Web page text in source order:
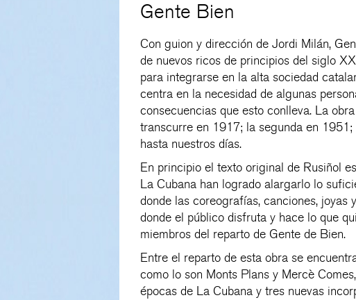
Gente Bien
Con guion y dirección de Jordi Milán,
de nuevos ricos de principios del siglo
para integrarse en la alta sociedad
centra en la necesidad de algunas
consecuencias que esto conlleva. La
transcurre en 1917; la segunda en
hasta nuestros días.
En principio el texto original de Rusiñol
La Cubana han logrado alargarlo lo
donde las coreografías, canciones,
donde el público disfruta y hace lo que
miembros del reparto de Gente de Bien.
Entre el reparto de esta obra se
como lo son Monts Plans y Mercè
épocas de La Cubana y tres nuevas